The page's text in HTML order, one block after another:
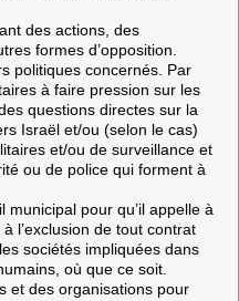
des actions, des
formes d’opposition.
politiques concernés. Par
à faire pression sur les
questions directes sur la
Israël et/ou (selon le cas)
et/ou de surveillance et
ou de police qui forment à
pour qu’il appelle à
l’exclusion de tout contrat
sociétés impliquées dans
où que ce soit.
et des organisations pour